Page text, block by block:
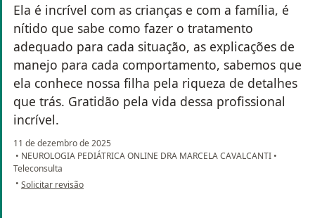
Ela é incrível com as crianças e com a família, é
nítido que sabe como fazer o tratamento
adequado para cada situação, as explicações de
manejo para cada comportamento, sabemos que
ela conhece nossa filha pela riqueza de detalhes
que trás. Gratidão pela vida dessa profissional
incrível.
11 de dezembro de 2025
• NEUROLOGIA PEDIÁTRICA ONLINE DRA MARCELA CAVALCANTI •
Teleconsulta
• na opinião do utilizador Elisa Cassiane de Bem
Solicitar revisão